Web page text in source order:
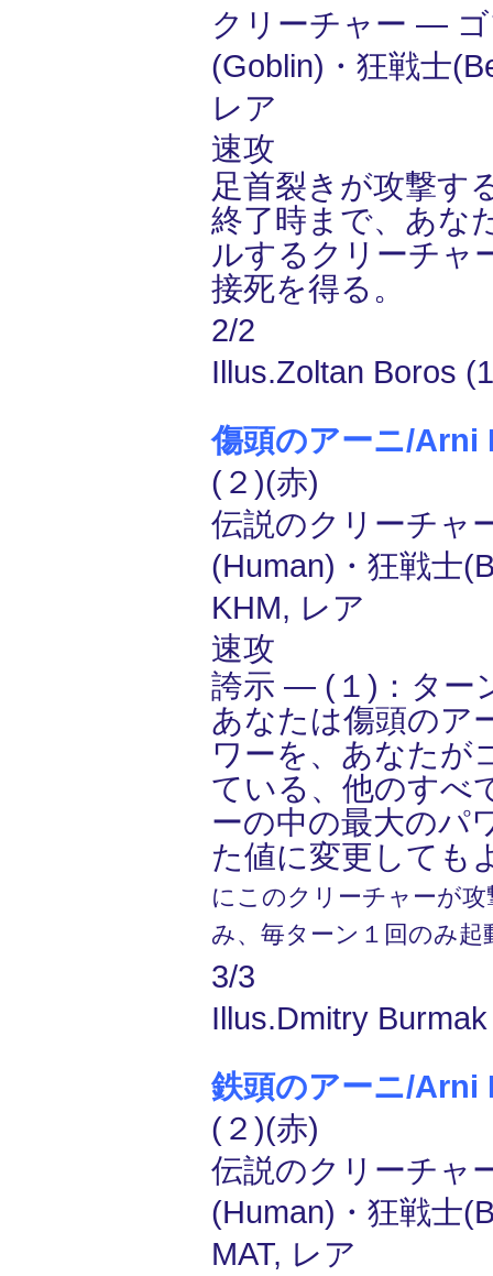
クリーチャー ―
(Goblin)・狂戦士
レア
速攻
足首裂きが攻撃す
終了時まで、あな
ルするクリーチャ
接死を得る。
2/2
Illus.Zoltan Boros
傷頭のアーニ/
(２)(赤)
伝説のクリーチャ
(Human)・狂戦
KHM, レア
速攻
誇示 ― (１)：ター
あなたは傷頭のア
ワーを、あなたが
ている、他のすべ
ーの中の最大のパ
た値に変更しても
にこのクリーチャーが
み、毎ターン１回のみ起
3/3
Illus.Dmitry
鉄頭のアーニ/Arni
(２)(赤)
伝説のクリーチャ
(Human)・狂戦
MAT, レア